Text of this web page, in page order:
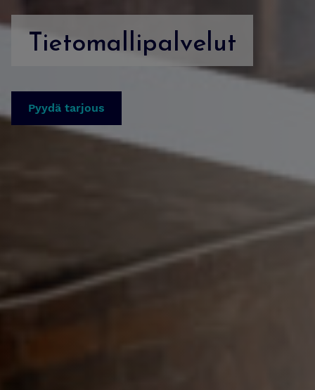
Tietomallipalvelut
Pyydä tarjous